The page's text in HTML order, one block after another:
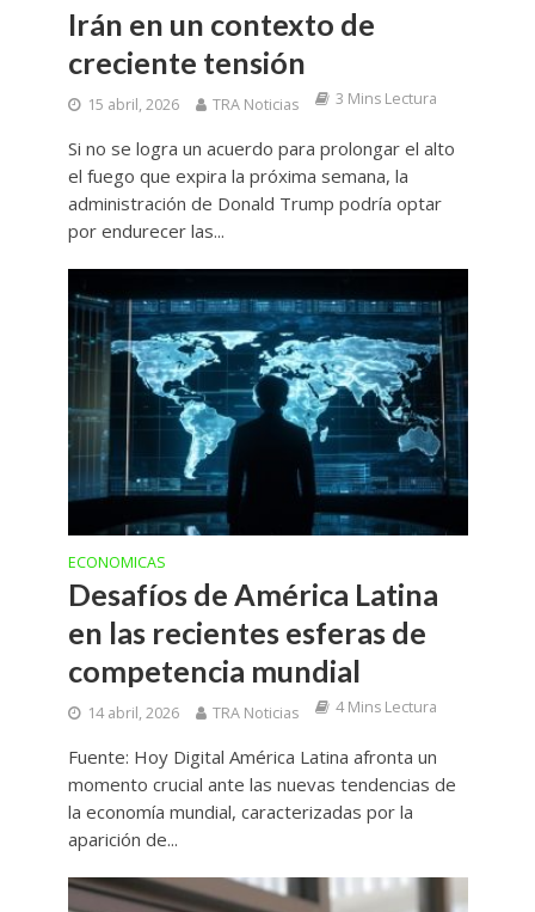
Irán en un contexto de
creciente tensión
15 abril, 2026 TRA Noticias 3 Mins Lectura
Si no se logra un acuerdo para prolongar el alto
el fuego que expira la próxima semana, la
administración de Donald Trump podría optar
por endurecer las...
ECONOMICAS
Desafíos de América Latina
en las recientes esferas de
competencia mundial
14 abril, 2026 TRA Noticias 4 Mins Lectura
Fuente: Hoy Digital América Latina afronta un
momento crucial ante las nuevas tendencias de
la economía mundial, caracterizadas por la
aparición de...